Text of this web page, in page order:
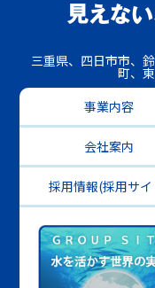
三重県、四日市市、
町、
事業内容
会社案内
採用情報(採用サイ